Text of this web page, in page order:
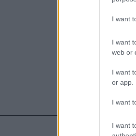
I want
I want
web or
I want
or app.
I want
I want